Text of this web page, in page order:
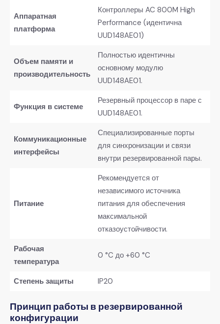
Аппаратная
платформа
Контроллеры AC 800M High
Performance (идентична
UUD148AE01)
Объем памяти и
производительность
Полностью идентичны
основному модулю
UUD148AE01.
Функция в системе
Резервный процессор в паре с
UUD148AE01.
Коммуникационные
интерфейсы
Специализированные порты
для синхронизации и связи
внутри резервированной пары.
Питание
Рекомендуется от
независимого источника
питания для обеспечения
максимальной
отказоустойчивости.
Рабочая
температура
0 °C до +60 °C
Степень защиты IP20
Принцип работы в резервированной
конфигурации